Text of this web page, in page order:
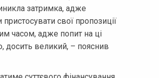
затримка, адже
свої пропозиції
часом, адже попит на ці
досить великий, – пояснив